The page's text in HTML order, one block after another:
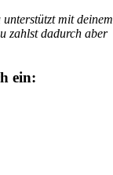
mit deinem
zahlst dadurch aber
ein: